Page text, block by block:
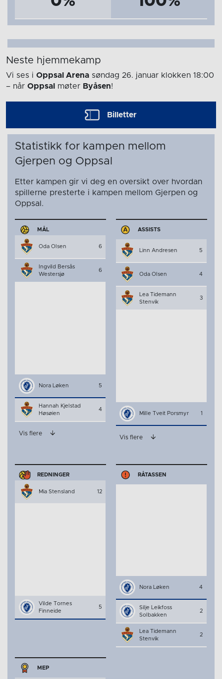
Neste hjemmekamp
Vi ses i Oppsal Arena søndag 26. januar klokken 18:00
– når Oppsal møter Byåsen!
Billetter
Statistikk for kampen mellom
Gjerpen og Oppsal
Etter kampen gir vi deg en oversikt over hvordan
spillerne presterte i kampen mellom Gjerpen og
Oppsal.
MÅL
Oda Olsen 6
Ingvild Bersås
Westersjø
6
Nora Løken 5
Hannah Kjelstad
Høsøien
4
Vis flere
ASSISTS
Linn Andresen 5
Oda Olsen 4
Lea Tidemann
Stenvik
3
Mille Tveit Porsmyr 1
Vis flere
REDNINGER
Mia Stensland 12
Vilde Tornes
Finneide
5
RÅTASSEN
Nora Løken 4
Silje Leikfoss
Solbakken
2
Lea Tidemann
Stenvik
2
MEP